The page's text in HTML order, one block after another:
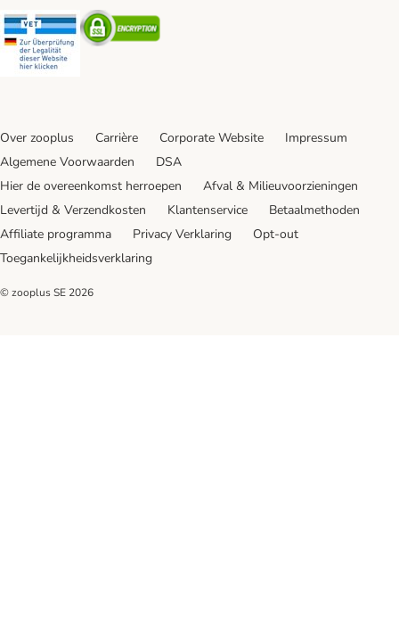
Security Security
Over zooplus Carrière Corporate Website
Impressum
Algemene Voorwaarden
DSA
Hier de overeenkomst herroepen
Afval & Milieuvoorzieningen
Levertijd & Verzendkosten
Klantenservice
Betaalmethoden
Affiliate programma
Privacy Verklaring
Opt-out
Toegankelijkheidsverklaring
© zooplus SE 2026